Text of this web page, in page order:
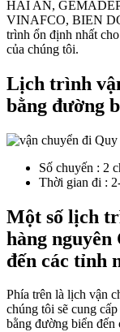
HAI AN,
VINAFCO, BIEN
trình ổn định nhất
của chúng tôi.
Lịch trình
bằng đường
Số chuyến : 2
Thời gian đi :
Một số lịch
hàng
đến các tỉnh
Phía trên là lịch vận
chúng tôi sẽ cung
bằng đường biển đến